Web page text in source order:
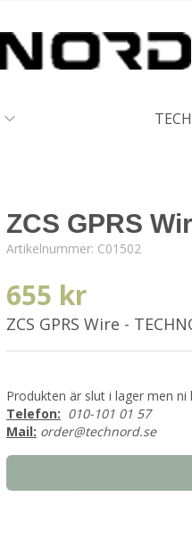
ZCS GPRS
Artikelnummer: C01502
655 kr
ZCS GPRS Wire -
Produkten är slut i lager men
Telefon: 010-101 01 57
Mail: order@technord.se